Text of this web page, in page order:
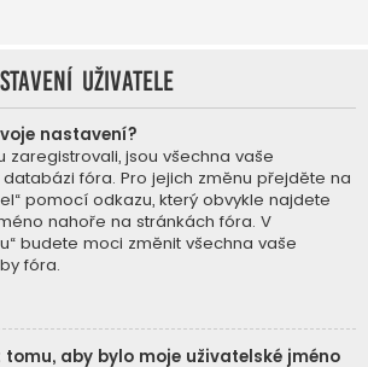
uživatele
nastavení?
zaregistrovali, jsou všechna vaše
fóra. Pro jejich změnu přejděte na
pomocí odkazu, který obvykle najdete
nahoře na stránkách fóra. V
budete moci změnit všechna vaše
fóra.
aby bylo moje uživatelské jméno